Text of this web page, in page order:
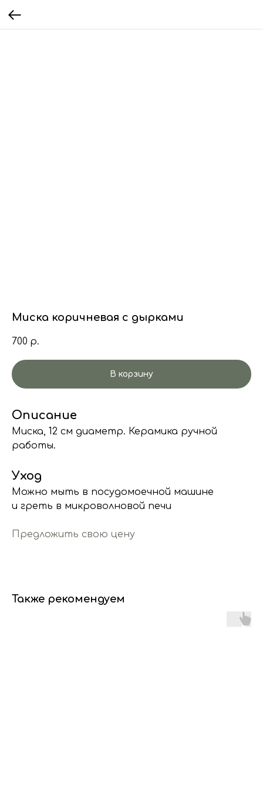
Миска коричневая с дырками
700 р.
В корзину
Описание
Миска, 12 см диаметр. Керамика ручной
работы.
Уход
Можно мыть в посудомоечной машине
и греть в микроволновой печи
Предложить свою цену
Также рекомендуем